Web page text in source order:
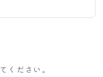
ください。